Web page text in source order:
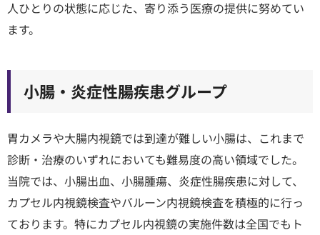
人ひとりの状態に応じた、寄り添う医療の提供に努めてい
ます。
小腸・炎症性腸疾患グループ
胃カメラや大腸内視鏡では到達が難しい小腸は、これまで
診断・治療のいずれにおいても難易度の高い領域でした。
当院では、小腸出血、小腸腫瘍、炎症性腸疾患に対して、
カプセル内視鏡検査やバルーン内視鏡検査を積極的に行っ
ております。特にカプセル内視鏡の実施件数は全国でもト